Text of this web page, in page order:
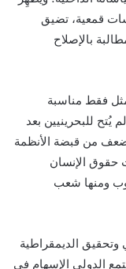
قمعية، تضيق
بالإصلاح
فقط مناسبة
للبحرينيين بعد
يضعف من قبضة الأنظمة
حقوق الإنسان
ومنها شعب
الديمقراطية
الدولي الإسهام في